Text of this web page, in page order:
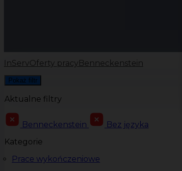
InServOferty pracy Benneckenstein
Pokaż filtr
Aktualne filtry
Benneckenstein
Bez języka
Kategorie
Prace wykończeniowe